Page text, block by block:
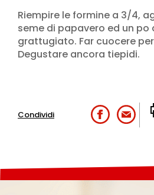
Riempire le formine a 3/4,
seme di papavero ed un
grattugiato. Far cuocere
Degustare ancora tiepidi.
Condividi